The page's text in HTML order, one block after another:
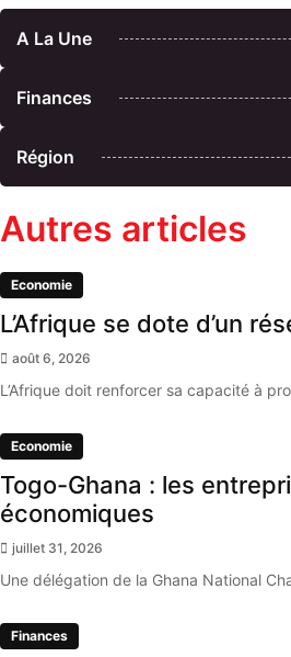
A La Une
Finances
Région
Autres articles
Economie
L’Afrique se dote d’un
août 6, 2026
L’Afrique doit renforcer sa capacité à
Economie
Togo-Ghana : les
économiques
juillet 31, 2026
Une délégation de la Ghana National
Finances